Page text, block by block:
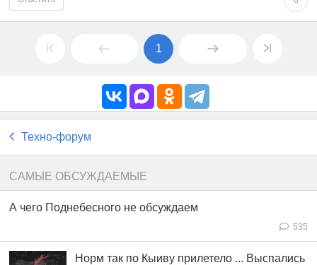
1
Техно-форум
САМЫЕ ОБСУЖДАЕМЫЕ
А чего Поднебесного не обсуждаем
535
Норм так по Кыиву прилетело ... Выспались